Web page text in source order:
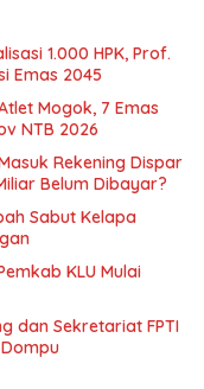
1.000 HPK, Prof.
Emas 2045
Mogok, 7 Emas
NTB 2026
Rekening Dispar
Belum Dibayar?
Sabut Kelapa
KLU Mulai
dan Sekretariat FPTI